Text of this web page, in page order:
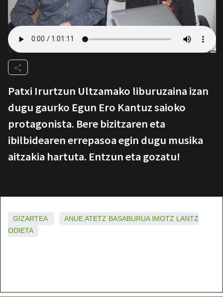
Patxi Irurtzun Ultzamako liburuzaina izan
dugu gaurko Egun Ero Kantuz saioko
protagonista. Bere bizitzaren eta
ibilbidearen errepasoa egin dugu musika
aitzakia hartuta. Entzun eta gozatu!
GIZARTEA ANUEATETZ BASABURUA IMOTZ LANTZ
ODIETA